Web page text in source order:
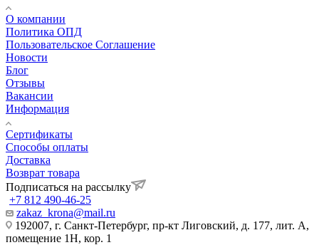
О компании
Политика ОПД
Пользовательское Соглашение
Новости
Блог
Отзывы
Вакансии
Информация
Сертификаты
Способы оплаты
Доставка
Возврат товара
Подписаться на рассылку
+7 812 490-46-25
zakaz_krona@mail.ru
192007, г. Санкт-Петербург, пр-кт Лиговский, д. 177, лит. А,
помещение 1Н, кор. 1